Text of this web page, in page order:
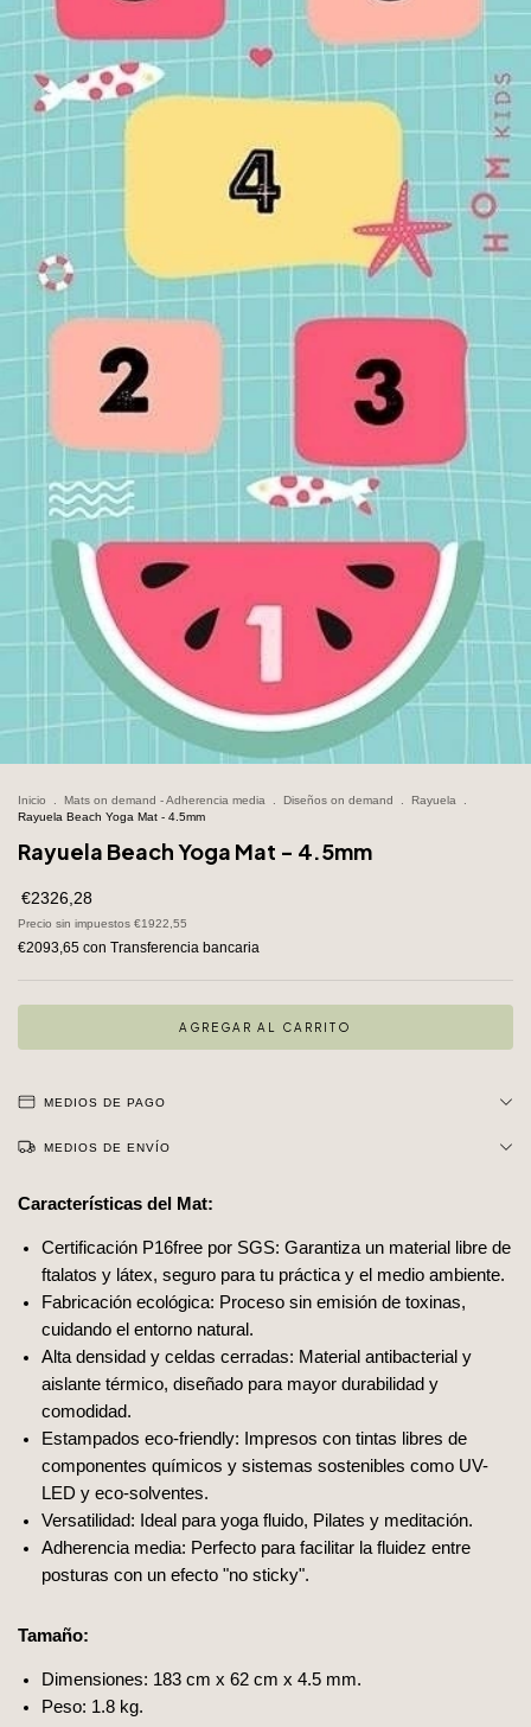
Inicio . Mats on demand - Adherencia media . Diseños on demand . Rayuela
.
Rayuela Beach Yoga Mat - 4.5mm
Rayuela Beach Yoga Mat - 4.5mm
€2326,28
Precio sin impuestos €1922,55
€2093,65 con Transferencia bancaria
MEDIOS DE PAGO
MEDIOS DE ENVÍO
Características del Mat:
Certificación P16free por SGS: Garantiza un material libre de
ftalatos y látex, seguro para tu práctica y el medio ambiente.
Fabricación ecológica: Proceso sin emisión de toxinas,
cuidando el entorno natural.
Alta densidad y celdas cerradas: Material antibacterial y
aislante térmico, diseñado para mayor durabilidad y
comodidad.
Estampados eco-friendly: Impresos con tintas libres de
componentes químicos y sistemas sostenibles como UV-
LED y eco-solventes.
Versatilidad: Ideal para yoga fluido, Pilates y meditación.
Adherencia media: Perfecto para facilitar la fluidez entre
posturas con un efecto "no sticky".
Tamaño:
Dimensiones: 183 cm x 62 cm x 4.5 mm.
Peso: 1.8 kg.